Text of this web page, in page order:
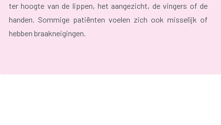
ter hoogte van de lippen, het aangezicht, de vingers of de
handen. Sommige patiënten voelen zich ook misselijk of
hebben braakneigingen.